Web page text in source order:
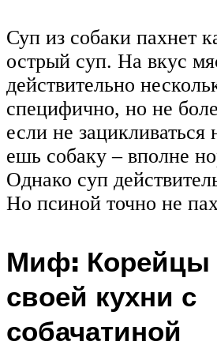
Суп из собаки пахнет
острый суп. На вкус
действительно
специфично, но не
если не зацикливаться
ешь собаку – вполне
Однако суп
Но псиной точно не
Миф: Корейцы
своей кухни с
собачатиной